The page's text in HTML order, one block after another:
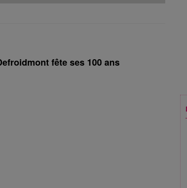
fête ses 100 ans